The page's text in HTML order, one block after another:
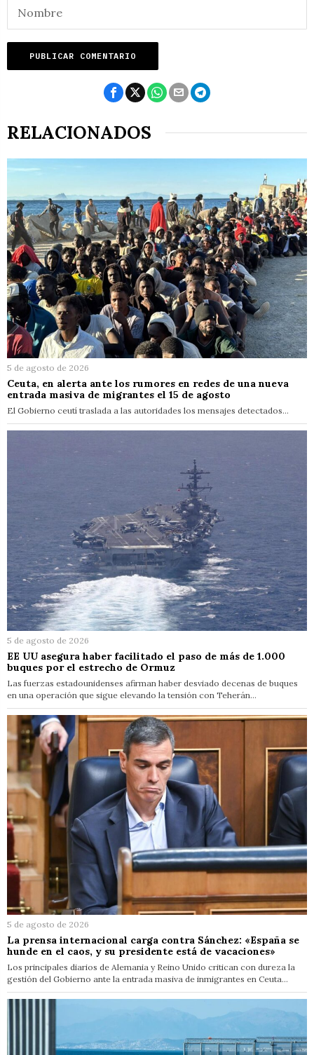
RELACIONADOS
5 de agosto de 2026
Ceuta, en alerta ante los rumores en redes de una nueva
entrada masiva de migrantes el 15 de agosto
El Gobierno ceutí traslada a las autoridades los mensajes detectados…
5 de agosto de 2026
EE UU asegura haber facilitado el paso de más de 1.000
buques por el estrecho de Ormuz
Las fuerzas estadounidenses afirman haber desviado decenas de buques
en una operación que sigue elevando la tensión con Teherán…
5 de agosto de 2026
La prensa internacional carga contra Sánchez: «España se
hunde en el caos, y su presidente está de vacaciones»
Los principales diarios de Alemania y Reino Unido critican con dureza la
gestión del Gobierno ante la entrada masiva de inmigrantes en Ceuta…